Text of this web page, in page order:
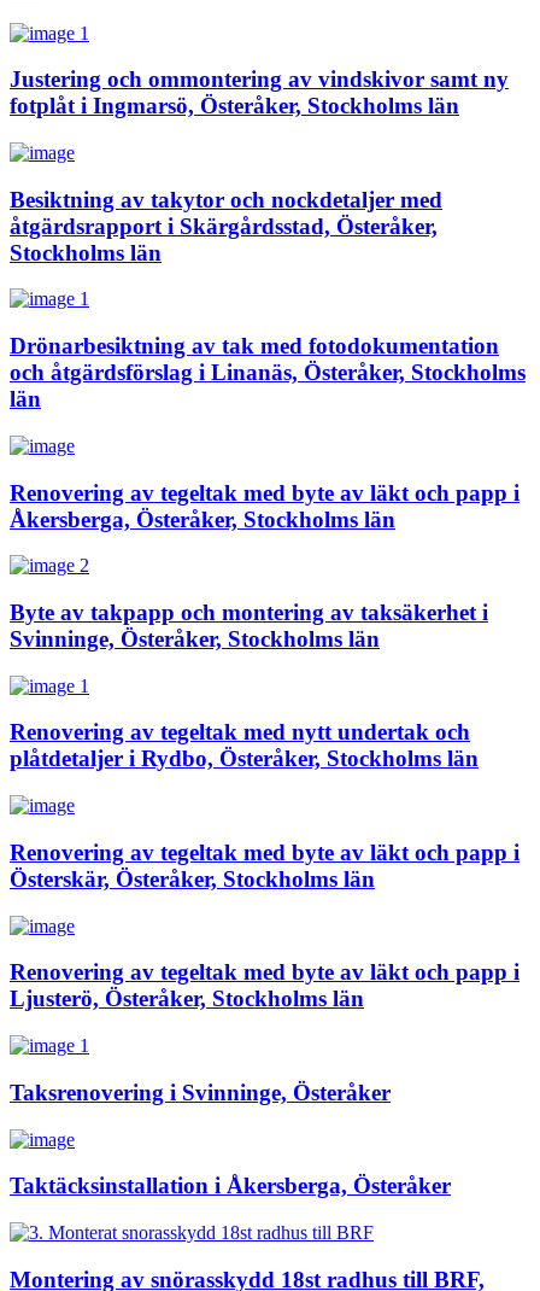
Justering och ommontering av vindskivor samt ny
fotplåt i Ingmarsö, Österåker, Stockholms län
Besiktning av takytor och nockdetaljer med
åtgärdsrapport i Skärgårdsstad, Österåker,
Stockholms län
Drönarbesiktning av tak med fotodokumentation
och åtgärdsförslag i Linanäs, Österåker, Stockholms
län
Renovering av tegeltak med byte av läkt och papp i
Åkersberga, Österåker, Stockholms län
Byte av takpapp och montering av taksäkerhet i
Svinninge, Österåker, Stockholms län
Renovering av tegeltak med nytt undertak och
plåtdetaljer i Rydbo, Österåker, Stockholms län
Renovering av tegeltak med byte av läkt och papp i
Österskär, Österåker, Stockholms län
Renovering av tegeltak med byte av läkt och papp i
Ljusterö, Österåker, Stockholms län
Taksrenovering i Svinninge, Österåker
Taktäcksinstallation i Åkersberga, Österåker
Montering av snörasskydd 18st radhus till BRF,